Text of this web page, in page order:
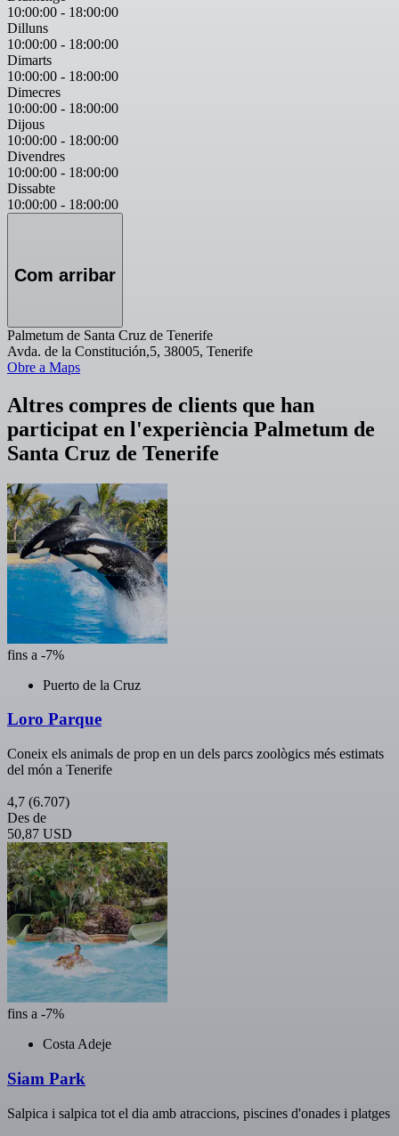
10:00:00 - 18:00:00
Dilluns
10:00:00 - 18:00:00
Dimarts
10:00:00 - 18:00:00
Dimecres
10:00:00 - 18:00:00
Dijous
10:00:00 - 18:00:00
Divendres
10:00:00 - 18:00:00
Dissabte
10:00:00 - 18:00:00
Com arribar
Palmetum de Santa Cruz de Tenerife
Avda. de la Constitución,5, 38005, Tenerife
Obre a Maps
Altres compres de clients que han
participat en l'experiència Palmetum de
Santa Cruz de Tenerife
fins a -7%
Puerto de la Cruz
Loro Parque
Coneix els animals de prop en un dels parcs zoològics més estimats
del món a Tenerife
4,7 (6.707)
Des de
50,87 USD
fins a -7%
Costa Adeje
Siam Park
Salpica i salpica tot el dia amb atraccions, piscines d'onades i platges